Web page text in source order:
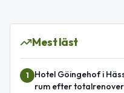
Mest läst
1
Hotel Göingehof i
rum efter